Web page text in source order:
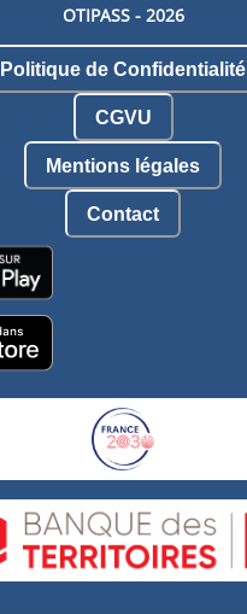
OTIPASS - 2026
Politique de Confidentialité
CGVU
Mentions légales
Contact